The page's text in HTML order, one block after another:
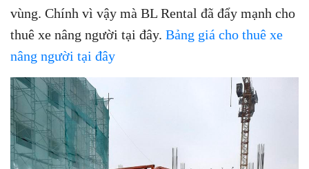
vùng. Chính vì vậy mà BL Rental đã đẩy mạnh cho
thuê xe nâng người tại đây. Bảng giá cho thuê xe
nâng người tại đây